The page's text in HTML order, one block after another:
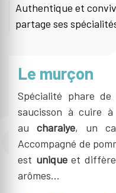
Authentique et
partage ses
Le murçon
Spécialité phare
saucisson à cuire
au charaiye, un
Accompagné de
est uniqueet diffère
arômes...